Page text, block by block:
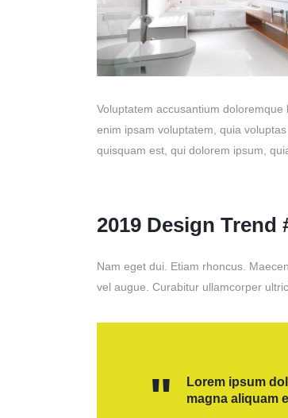
Voluptatem accusantium
enim ipsam voluptatem, quia
quisquam est, qui dolorem ipsum,
2019 Design Trend
Nam eget dui. Etiam rhoncus.
vel augue. Curabitur ullamcorper
Lorem ipsum
magna aliquam